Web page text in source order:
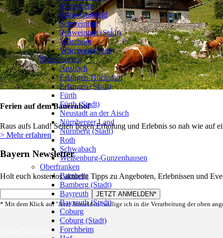
Ferien auf dem Bauernhof
Raus aufs Land! Selten liegen Erholung und Erlebnis so nah wie auf
> Mehr erfahren
Bayern Newsletter
Holt euch kostenlos aktuelle Tipps zu Angeboten, Erlebnissen und
* Mit dem Klick auf "Jetzt Anmelden" willige ich in die Verarbeitung der oben
GuideToBavaria
Miltenberg
Rhön-Grabfeld
Schweinfurt
Schweinfurt (Stadt)
Würzburg
Würzburg (Stadt)
Mittelfranken
Ansbach
Erlangen-Höchstadt
Erlangen (Stadt)
Fürth
Fürth (Stadt)
Neustadt an der Aisch
Nürnberger Land
Nürnberg (Stadt)
Roth
Schwabach
Weißenburg-Gunzenhausen
Oberfranken
Bamberg
Bamberg (Stadt)
Bayreuth
Bayreuth (Stadt)
Coburg
Coburg (Stadt)
Forchheim